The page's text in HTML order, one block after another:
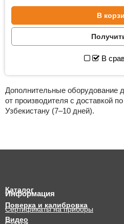
В
В
Дополнительные оборудование
от производителя с доставкой
Узбекистану (7–10 дней).
Каталог
Поверка и калибровка
Видео
Информация
Сертификаты на приборы